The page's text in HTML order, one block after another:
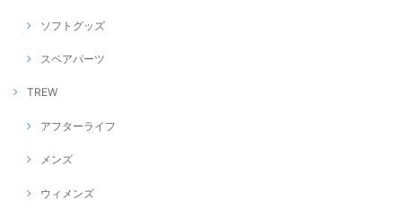
ソフトグッズ
スペアパーツ
TREW
アフターライフ
メンズ
ウィメンズ